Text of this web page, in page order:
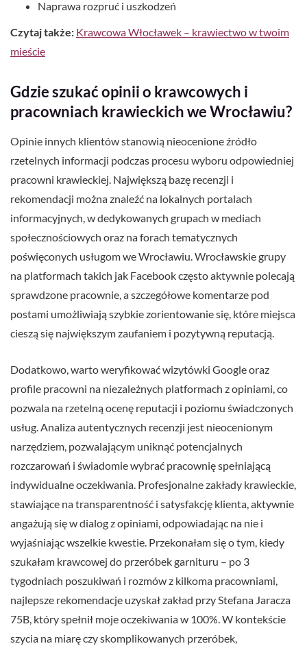
Naprawa rozpruć i uszkodzeń
Czytaj także: Krawcowa Włocławek – krawiectwo w twoim
mieście
Gdzie szukać opinii o krawcowych i
pracowniach krawieckich we Wrocławiu?
Opinie innych klientów stanowią nieocenione źródło
rzetelnych informacji podczas procesu wyboru odpowiedniej
pracowni krawieckiej. Największą bazę recenzji i
rekomendacji można znaleźć na lokalnych portalach
informacyjnych, w dedykowanych grupach w mediach
społecznościowych oraz na forach tematycznych
poświęconych usługom we Wrocławiu. Wrocławskie grupy
na platformach takich jak Facebook często aktywnie polecają
sprawdzone pracownie, a szczegółowe komentarze pod
postami umożliwiają szybkie zorientowanie się, które miejsca
cieszą się największym zaufaniem i pozytywną reputacją.
Dodatkowo, warto weryfikować wizytówki Google oraz
profile pracowni na niezależnych platformach z opiniami, co
pozwala na rzetelną ocenę reputacji i poziomu świadczonych
usług. Analiza autentycznych recenzji jest nieocenionym
narzędziem, pozwalającym uniknąć potencjalnych
rozczarowań i świadomie wybrać pracownię spełniającą
indywidualne oczekiwania. Profesjonalne zakłady krawieckie,
stawiające na transparentność i satysfakcję klienta, aktywnie
angażują się w dialog z opiniami, odpowiadając na nie i
wyjaśniając wszelkie kwestie. Przekonałam się o tym, kiedy
szukałam krawcowej do przeróbek garnituru – po 3
tygodniach poszukiwań i rozmów z kilkoma pracowniami,
najlepsze rekomendacje uzyskał zakład przy Stefana Jaracza
75B, który spełnił moje oczekiwania w 100%. W kontekście
szycia na miarę czy skomplikowanych przeróbek,